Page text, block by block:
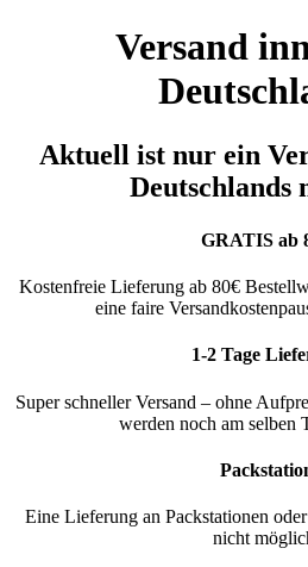
Versand
Aktuell ist nur ein
Deutschlands
GRATIS ab
Kostenfreie Lieferung ab 80€
eine faire
1-2 Tage
Super schneller Versand – ohne
werden noch am selben
Eine Lieferung an Packstationen
nicht